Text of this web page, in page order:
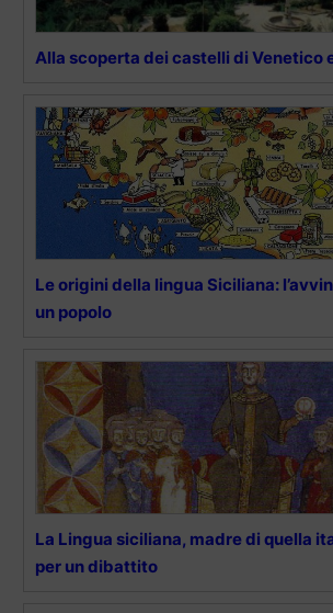
Alla scoperta dei castelli di Venetico
Le origini della lingua Siciliana:
un popolo
La Lingua siciliana, madre di quella
per un dibattito